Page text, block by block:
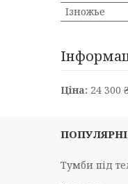
Ізножье
Ціна: 24 300
Тумби під